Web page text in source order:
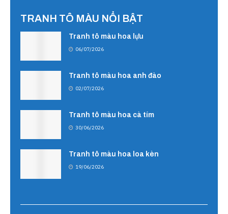
TRANH TÔ MÀU NỔI BẬT
Tranh tô màu hoa lựu
06/07/2026
Tranh tô màu hoa anh đào
02/07/2026
Tranh tô màu hoa cà tím
30/06/2026
Tranh tô màu hoa loa kèn
19/06/2026